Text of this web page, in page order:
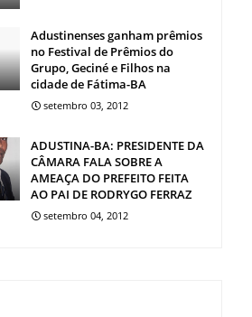
Adustinenses ganham prêmios
no Festival de Prêmios do
Grupo, Geciné e Filhos na
cidade de Fátima-BA
setembro 03, 2012
ADUSTINA-BA: PRESIDENTE DA
CÂMARA FALA SOBRE A
AMEAÇA DO PREFEITO FEITA
AO PAI DE RODRYGO FERRAZ
setembro 04, 2012